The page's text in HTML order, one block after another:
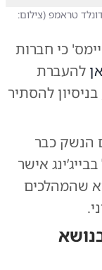
טראמפ (צילום:
כי חברות
להעברת
להסתיר
הנשק כבר
אישר
שהמהלכים